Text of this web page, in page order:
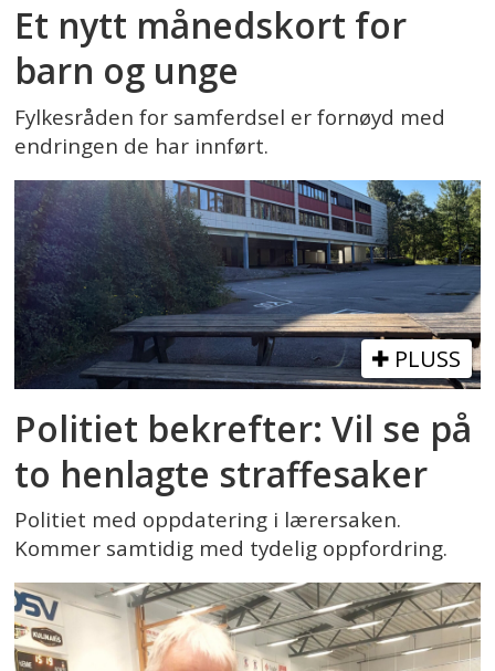
Et nytt månedskort for
barn og unge
Fylkesråden for samferdsel er fornøyd med
endringen de har innført.
PLUSS
Politiet bekrefter: Vil se på
to henlagte straffesaker
Politiet med oppdatering i lærersaken.
Kommer samtidig med tydelig oppfordring.